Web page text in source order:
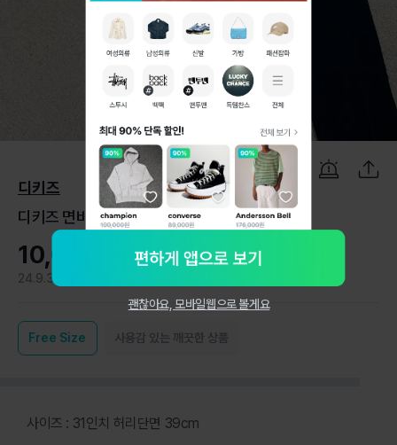
1 / 6
디키즈
디키즈 면바지 31인치
10,000원
24.9.3
Free Size 사용감 있는 깨끗한 상품
사이즈 : 31인치 허리단면 39cm
괜찮아요, 모바일웹으로 볼게요